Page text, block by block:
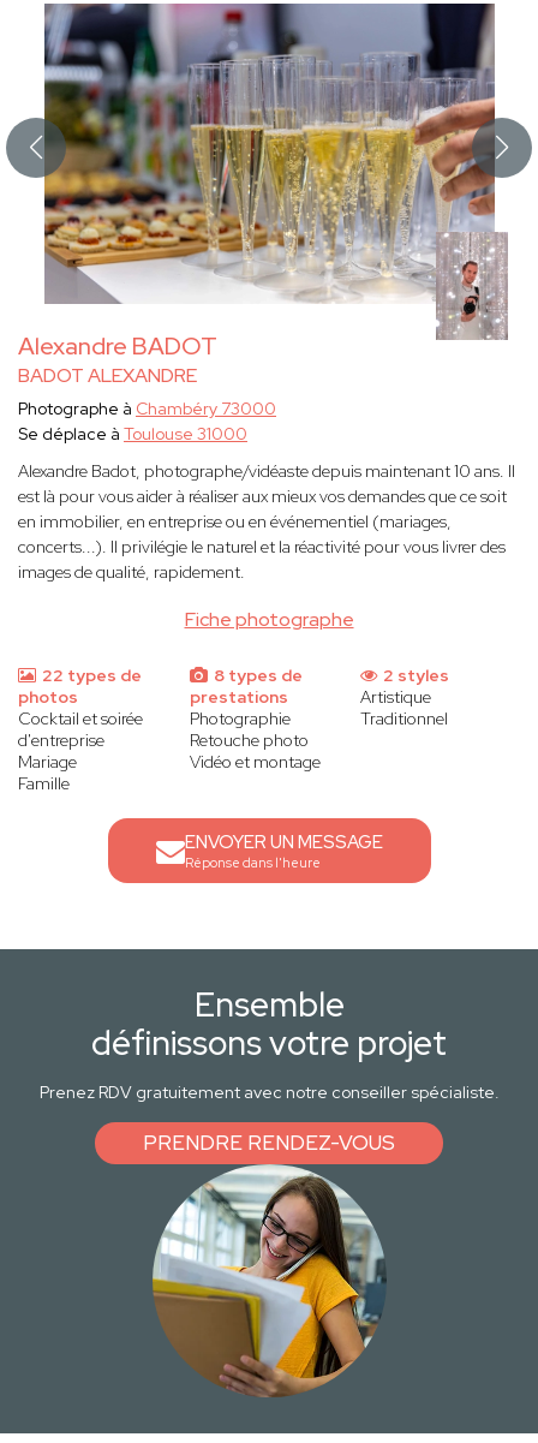
Alexandre BADOT
BADOT ALEXANDRE
Fiche photographe
Photographe à Chambéry 73000
Se déplace à Toulouse 31000
Alexandre Badot, photographe/vidéaste depuis maintenant 10 ans. Il
est là pour vous aider à réaliser aux mieux vos demandes que ce soit
en immobilier, en entreprise ou en événementiel (mariages,
concerts...). Il privilégie le naturel et la réactivité pour vous livrer des
images de qualité, rapidement.
22 types de
photos
Cocktail et soirée
d'entreprise
Mariage
Famille
8 types de
prestations
Photographie
Retouche photo
Vidéo et montage
2 styles
Artistique
Traditionnel
ENVOYER UN MESSAGE
Réponse dans l'heure
Ensemble
définissons votre projet
Prenez RDV gratuitement avec notre conseiller spécialiste.
PRENDRE RENDEZ-VOUS